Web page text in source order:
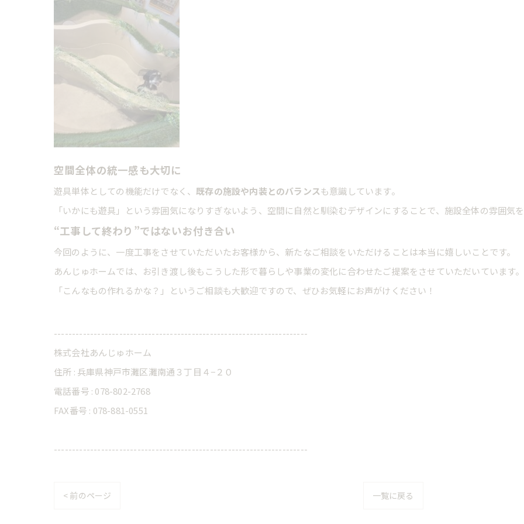
空間全体の統一感も大切に
遊具単体としての機能だけでなく、既存の施設や内装とのバランスも意識しています。
「いかにも遊具」という雰囲気になりすぎないよう、空間に自然と馴染むデザインにすることで、施設全体の雰囲気
“工事して終わり”ではないお付き合い
今回のように、一度工事をさせていただいたお客様から、新たなご相談をいただけることは本当に嬉しいことです。
あんじゅホームでは、お引き渡し後もこうした形で暮らしや事業の変化に合わせたご提案をさせていただいています。
「こんなもの作れるかな？」というご相談も大歓迎ですので、ぜひお気軽にお声がけください！
----------------------------------------------------------------------
株式会社あんじゅホーム
住所 : 兵庫県神戸市灘区灘南通３丁目４−２０
電話番号 : 078-802-2768
FAX番号 : 078-881-0551
----------------------------------------------------------------------
< 前のページ 一覧に戻る